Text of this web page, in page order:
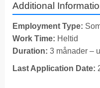
Additional
Employment Type:
Work Time: Heltid
Duration: 3 månader –
Last Application Date: